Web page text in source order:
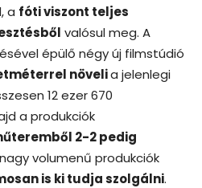
a fóti viszont teljes
valósul meg. A
épülő négy új filmstúdió
növelia jelenlegi
12 ezer 670
a produkciók
2-2 pedig
volumenű produkciók
is ki tudja szolgálni.